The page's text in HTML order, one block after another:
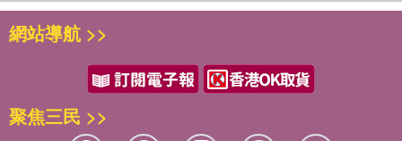
網站導航 >>
聚焦三民 >>